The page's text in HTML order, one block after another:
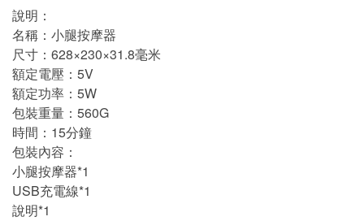
說明：
名稱：小腿按摩器
尺寸：628×230×31.8毫米
額定電壓：5V
額定功率：5W
包裝重量：560G
時間：15分鐘
包裝內容：
小腿按摩器*1
USB充電線*1
說明*1